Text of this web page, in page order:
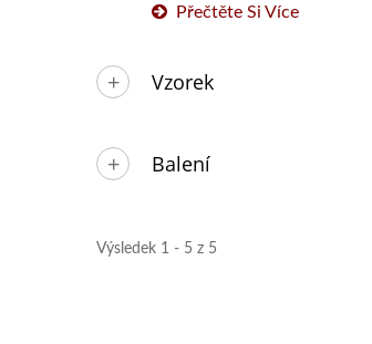
Přečtěte Si Více
Vzorek
Balení
Výsledek 1 - 5 z 5